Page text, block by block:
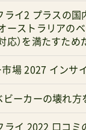
ライ2 プラスの国
ーストラリアの
応）を満たすた
市場 2027 インサ
ビーカーの壊れ
ライ 2022 口コミ